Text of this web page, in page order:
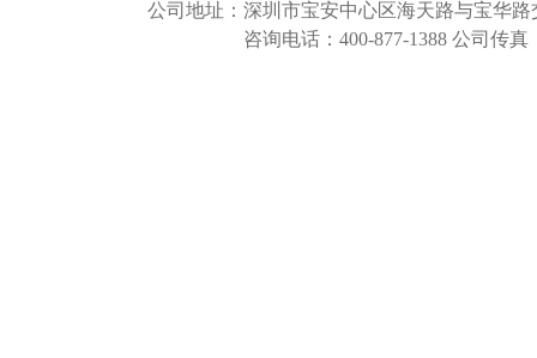
公司地址： 深圳市宝安中心区海天路与宝华
咨询电话： 400-877-1388公司传真